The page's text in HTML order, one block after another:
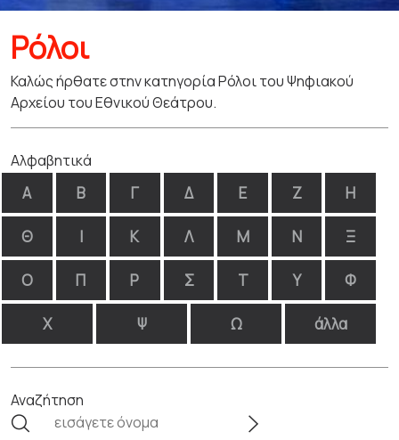
Ρόλοι
Καλώς ήρθατε στην κατηγορία Ρόλοι του Ψηφιακού
Αρχείου του Εθνικού Θεάτρου.
Αλφαβητικά
Α Β Γ Δ Ε Ζ Η
Θ Ι Κ Λ Μ Ν Ξ
Ο Π Ρ Σ Τ Υ Φ
Χ Ψ Ω άλλα
Αναζήτηση